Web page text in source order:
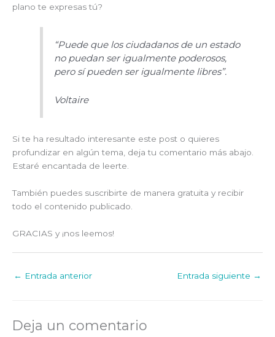
plano te expresas tú?
“Puede que los ciudadanos de un estado
no puedan ser igualmente poderosos,
pero sí pueden ser igualmente libres”.
Voltaire
Si te ha resultado interesante este post o quieres
profundizar en algún tema, deja tu comentario más abajo.
Estaré encantada de leerte.
También puedes suscribirte de manera gratuita y recibir
todo el contenido publicado.
GRACIAS y ¡nos leemos!
← Entrada anterior Entrada siguiente →
Deja un comentario